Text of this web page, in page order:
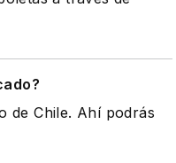
de Chile. Ahí podrás